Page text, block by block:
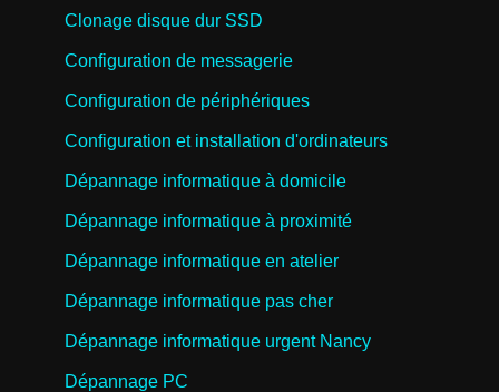
Clonage disque dur SSD
Configuration de messagerie
Configuration de périphériques
Configuration et installation d'ordinateurs
Dépannage informatique à domicile
Dépannage informatique à proximité
Dépannage informatique en atelier
Dépannage informatique pas cher
Dépannage informatique urgent Nancy
Dépannage PC